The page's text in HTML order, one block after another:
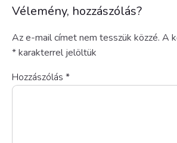
Vélemény, hozzászólás?
Az e-mail címet nem tesszük közzé. A
*karakterrel jelöltük
Hozzászólás *